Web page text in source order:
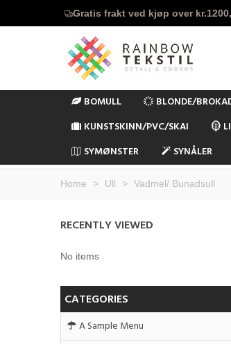
Gratis frakt ved kjøp over
BOMULL BLONDE/
KUNSTSKINN/PVC/SKAI
SYMØNSTER
SYNÅLER
Home > Ull > Vadmel/ Bunadsull
RECENTLY VIEWED
No items
CATEGORIES
A Sample Menu